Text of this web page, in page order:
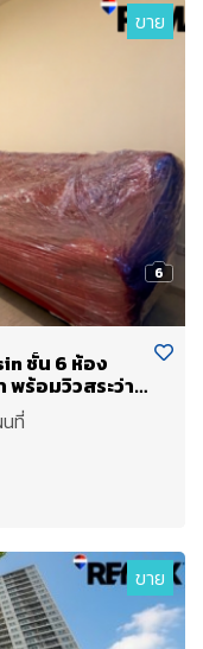
6
ขาย
ชั้น 6 ห้อง
พร้อมวิวสระว่าย
ที่
ขาย